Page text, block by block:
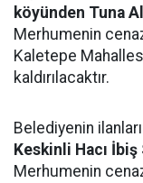
köyünden Tuna
Merhumenin
Kaletepe
kaldırılacaktır.
Belediyenin
Keskinli Hacı İbiş
Merhumenin